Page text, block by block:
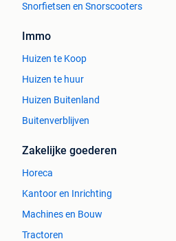
Snorfietsen en Snorscooters
Immo
Huizen te Koop
Huizen te huur
Huizen Buitenland
Buitenverblijven
Zakelijke goederen
Horeca
Kantoor en Inrichting
Machines en Bouw
Tractoren